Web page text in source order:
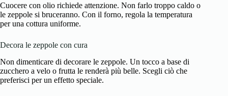
Cuocere con olio richiede attenzione. Non farlo troppo caldo o
le zeppole si bruceranno. Con il forno, regola la temperatura
per una cottura uniforme.
Decora le zeppole con cura
Non dimenticare di decorare le zeppole. Un tocco a base di
zucchero a velo o frutta le renderà più belle. Scegli ciò che
preferisci per un effetto speciale.